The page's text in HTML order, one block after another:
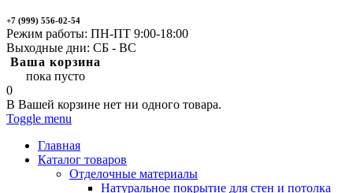
+7 (999) 556-02-54
Режим работы: ПН-ПТ 9:00-18:00
Выходные дни: СБ - ВС
Ваша корзина
пока пусто
0
В Вашей корзине нет ни одного товара.
Toggle menu
Главная
Каталог товаров
Отделочные материалы
Натуральное покрытие для стен и потолка